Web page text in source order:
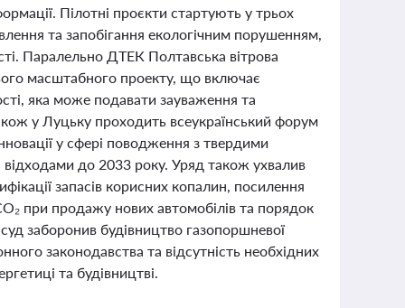
Пілотні проєкти стартують у трьох
та запобігання екологічним порушенням,
Паралельно ДТЕК Полтавська вітрова
масштабного проекту, що включає
яка може подавати зауваження та
у Луцьку проходить всеукраїнський форум
у сфері поводження з твердими
до 2033 року. Уряд також ухвалив
запасів корисних копалин, посилення
при продажу нових автомобілів та порядок
заборонив будівництво газопоршневої
законодавства та відсутність необхідних
та будівництві.